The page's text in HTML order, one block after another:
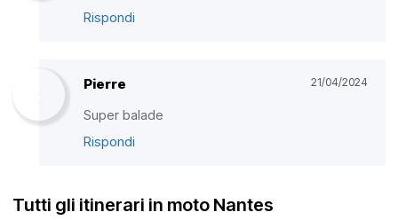
Rispondi
Pierre 21/04/2024
Super balade
Rispondi
Tutti gli itinerari in moto Nantes